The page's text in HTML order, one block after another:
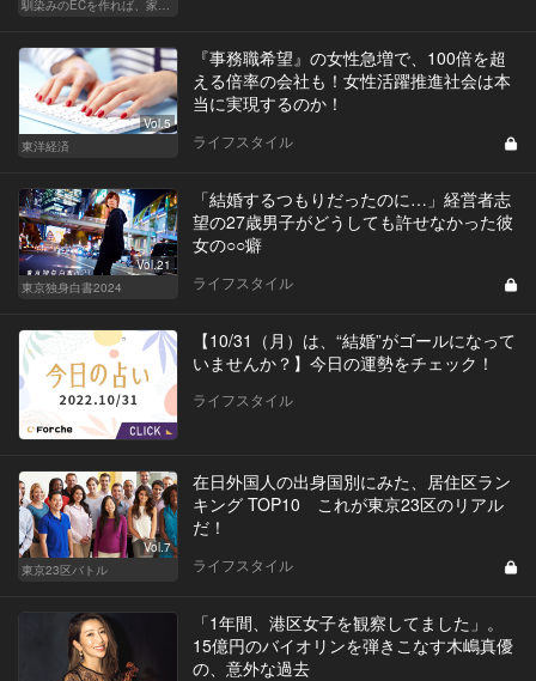
馴染みのECを作れば、家飲みが変わる！
Vol.5
東洋経済
『事務職希望』の女性急増で、100倍を超
える倍率の会社も！女性活躍推進社会は本
当に実現するのか！
ライフスタイル
Vol.21
東京独身白書2024
「結婚するつもりだったのに…」経営者志
望の27歳男子がどうしても許せなかった彼
女の○○癖
ライフスタイル
【10/31（月）は、“結婚”がゴールになって
いませんか？】今日の運勢をチェック！
ライフスタイル
Vol.7
東京23区バトル
在日外国人の出身国別にみた、居住区ラン
キング TOP10 これが東京23区のリアル
だ！
ライフスタイル
「1年間、港区女子を観察してました」。
15億円のバイオリンを弾きこなす木嶋真優
の、意外な過去